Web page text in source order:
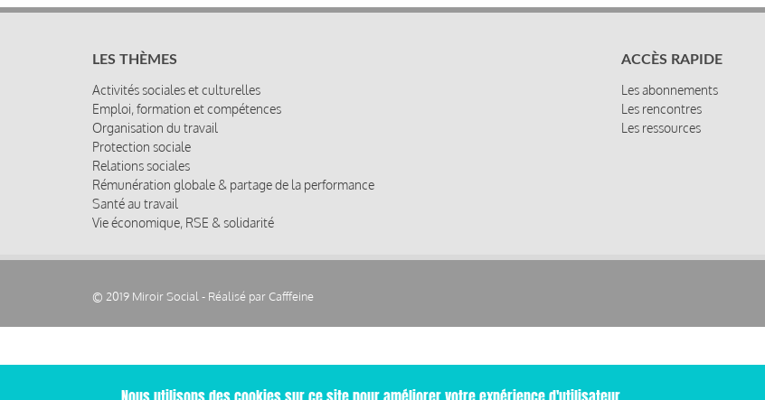
LES THÈMES
Activités sociales et culturelles
Emploi, formation et compétences
Organisation du travail
Protection sociale
Relations sociales
Rémunération globale & partage de la performance
Santé au travail
Vie économique, RSE & solidarité
ACCÈS RAPIDE
Les abonnements
Les rencontres
Les ressources
© 2019 Miroir Social - Réalisé par Cafffeine
Pied
de